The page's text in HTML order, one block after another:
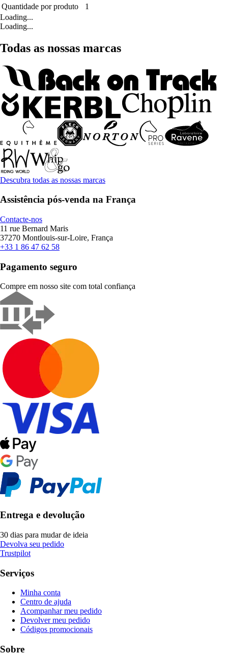
Quantidade por produto
1
Loading...
Loading...
Todas as nossas marcas
Descubra todas as nossas marcas
Assistência pós-venda na França
Contacte-nos
11 rue Bernard Maris
37270 Montlouis-sur-Loire, França
+33 1 86 47 62 58
Pagamento seguro
Compre em nosso site com total confiança
Entrega e devolução
30 dias para mudar de ideia
Devolva seu pedido
Trustpilot
Serviços
Minha conta
Centro de ajuda
Acompanhar meu pedido
Devolver meu pedido
Códigos promocionais
Sobre